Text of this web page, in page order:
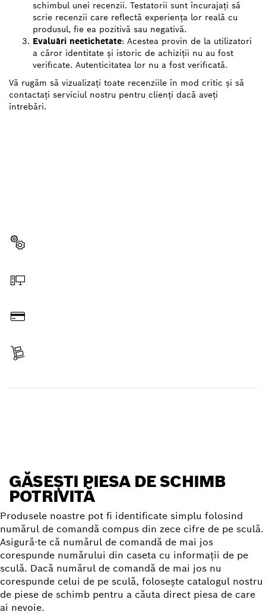
schimbul unei recenzii. Testatorii sunt încurajați să
scrie recenzii care reflectă experiența lor reală cu
produsul, fie ea pozitivă sau negativă.
Evaluări neetichetate: Acestea provin de la utilizatori
a căror identitate și istoric de achiziții nu au fost
verificate. Autenticitatea lor nu a fost verificată.
Vă rugăm să vizualizați toate recenziile în mod critic și să
contactați serviciul nostru pentru clienți dacă aveți
întrebări.
GĂSEŞTI PIESA DE SCHIMB
POTRIVITĂ
Produsele noastre pot fi identificate simplu folosind
numărul de comandă compus din zece cifre de pe sculă.
Asigură-te că numărul de comandă de mai jos
corespunde numărului din caseta cu informaţii de pe
sculă. Dacă numărul de comandă de mai jos nu
corespunde celui de pe sculă, foloseşte catalogul nostru
de piese de schimb pentru a căuta direct piesa de care
ai nevoie.